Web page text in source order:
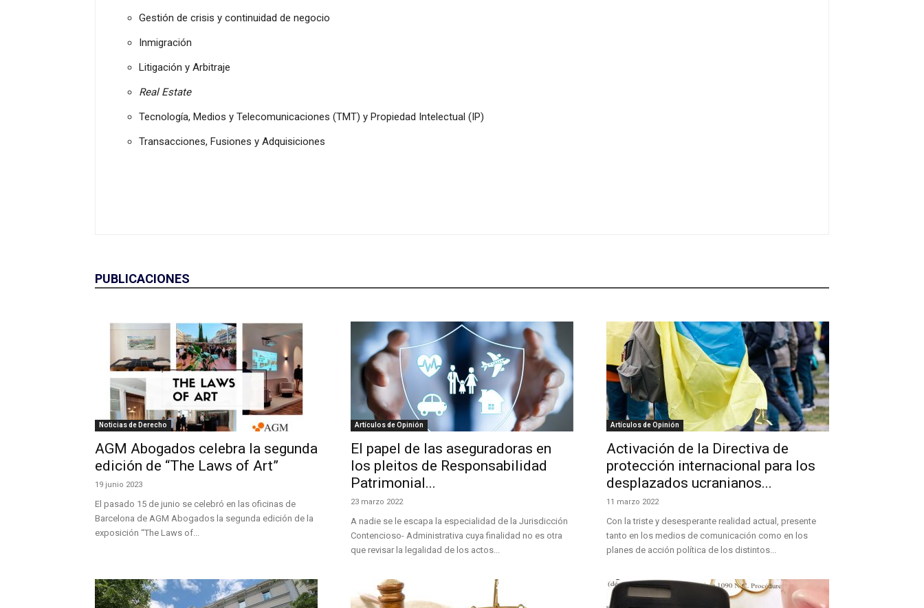
Gestión de crisis y continuidad de negocio
Inmigración
Litigación y Arbitraje
Real Estate
Tecnología, Medios y Telecomunicaciones (TMT) y Propiedad Intelectual (IP)
Transacciones, Fusiones y Adquisiciones
PUBLICACIONES
Noticias de Derecho
AGM Abogados celebra la segunda
edición de “The Laws of Art”
19 junio 2023
El pasado 15 de junio se celebró en las oficinas de
Barcelona de AGM Abogados la segunda edición de la
exposición “The Laws of...
Artículos de Opinión
El papel de las aseguradoras en
los pleitos de Responsabilidad
Patrimonial...
23 marzo 2022
A nadie se le escapa la especialidad de la Jurisdicción
Contencioso- Administrativa cuya finalidad no es otra
que revisar la legalidad de los actos...
Artículos de Opinión
Activación de la Directiva de
protección internacional para los
desplazados ucranianos...
11 marzo 2022
Con la triste y desesperante realidad actual, presente
tanto en los medios de comunicación como en los
planes de acción política de los distintos...